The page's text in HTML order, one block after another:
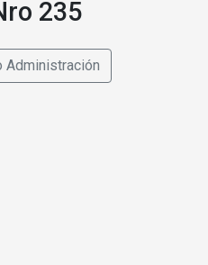
235
Administración